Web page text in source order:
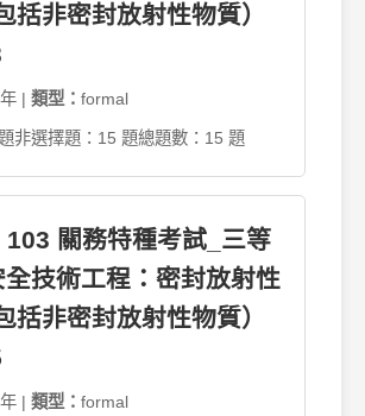
括非密封放射性物質）
| 類型： formal
非選擇題：15 題總題數：15 題
103 關務特種考試_三等
全技術工程：密封放射性
括非密封放射性物質）
| 類型： formal